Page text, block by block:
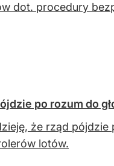
dot. procedury
po rozum do
że rząd pójdzie
lotów.